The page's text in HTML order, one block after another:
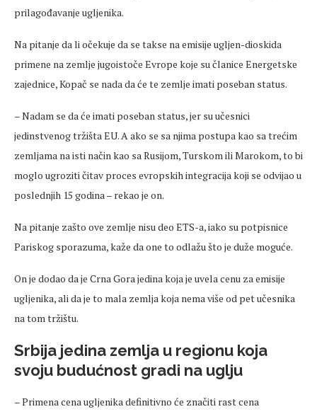
prilagođavanje ugljenika.
Na pitanje da li očekuje da se takse na emisije ugljen-dioskida
primene na zemlje jugoistoče Evrope koje su članice Energetske
zajednice, Kopač se nada da će te zemlje imati poseban status.
– Nadam se da će imati poseban status, jer su učesnici
jedinstvenog tržišta EU. A ako se sa njima postupa kao sa trećim
zemljama na isti način kao sa Rusijom, Turskom ili Marokom, to bi
moglo ugroziti čitav proces evropskih integracija koji se odvijao u
poslednjih 15 godina – rekao je on.
Na pitanje zašto ove zemlje nisu deo ETS-a, iako su potpisnice
Pariskog sporazuma, kaže da one to odlažu što je duže moguće.
On je dodao da je Crna Gora jedina koja je uvela cenu za emisije
ugljenika, ali da je to mala zemlja koja nema više od pet učesnika
na tom tržištu.
Srbija jedina zemlja u regionu koja
svoju budućnost gradi na uglju
– Primena cena ugljenika definitivno će značiti rast cena